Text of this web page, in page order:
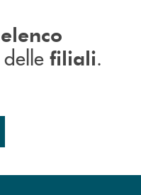
elenco
delle filiali.